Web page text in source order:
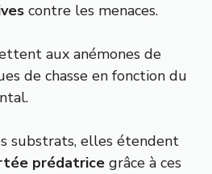
contre les menaces.
aux anémones de
de chasse en fonction du
substrats, elles étendent
prédatrice grâce à ces